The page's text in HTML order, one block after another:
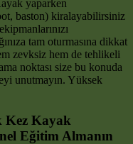
yaparken
baston) kiralayabilirsiniz
tam oturmasına dikkat
zevksiz hem de tehlikeli
noktası size bu konuda
unutmayın. Yüksek
Kez Kayak
Eğitim Almanın